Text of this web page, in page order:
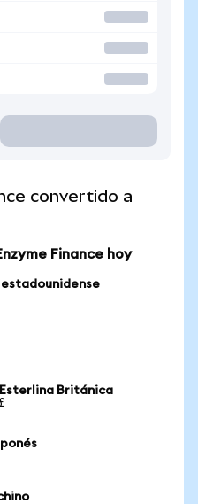
convertido a
Finance hoy
estadounidense
Británica